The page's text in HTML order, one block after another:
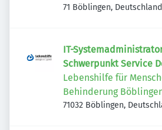
71 Böblingen, Deutschland
IT-
Schwerpunkt Service
Lebenshilfe für
Behinderung
71032 Böblingen,